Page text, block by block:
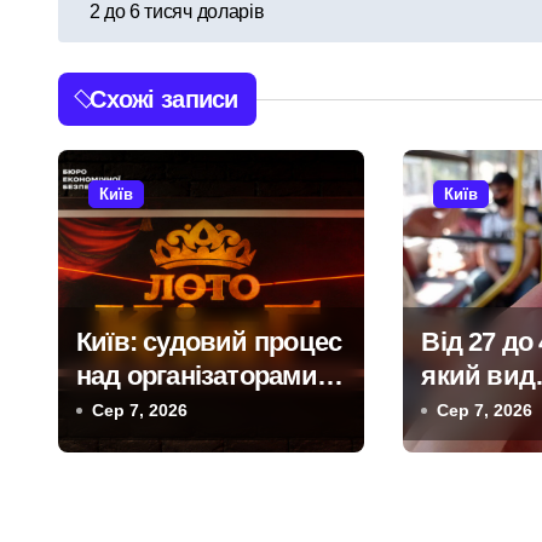
в
і
г
а
ц
і
я
з
а
2 до 6 тисяч доларів
Схожі записи
Київ
Київ: судовий процес
над організаторами
мережі із 39
нелегальних казино
Сер 7, 2026
Київ
Від 27 до
який вид
Сер 7, 2026